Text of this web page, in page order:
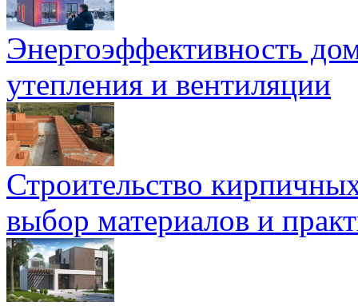
Энергоэффективность
утепления и вентиляции
Строительство
выбор материалов и